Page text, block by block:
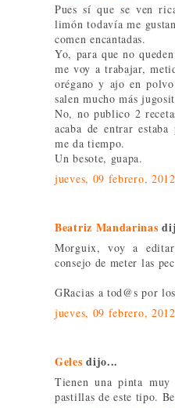
Pues sí que se ven
limón todavía me
comen encantadas.
Yo, para que no
me voy a trabajar,
orégano y ajo en
salen mucho más
No, no publico 2
acaba de entrar
me da tiempo.
Un besote, guapa.
jueves, 09 febrero, 2012
Beatriz Mandarinas
Morguix, voy a
consejo de meter las
GRacias a tod@s por
jueves, 09 febrero, 2012
Geles dijo...
Tienen una pinta
pastillas de este tipo.